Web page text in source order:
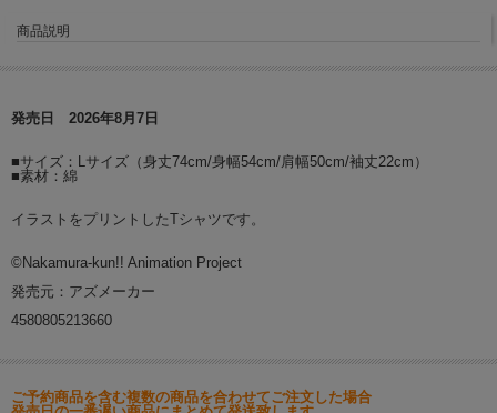
商品説明
発売日 2026年8月7日
■サイズ：Lサイズ（身丈74cm/身幅54cm/肩幅50cm/袖丈22cm）
■素材：綿
イラストをプリントしたTシャツです。
©Nakamura-kun!! Animation Project
発売元：アズメーカー
4580805213660
ご予約商品を含む複数の商品を合わせてご注文した場合